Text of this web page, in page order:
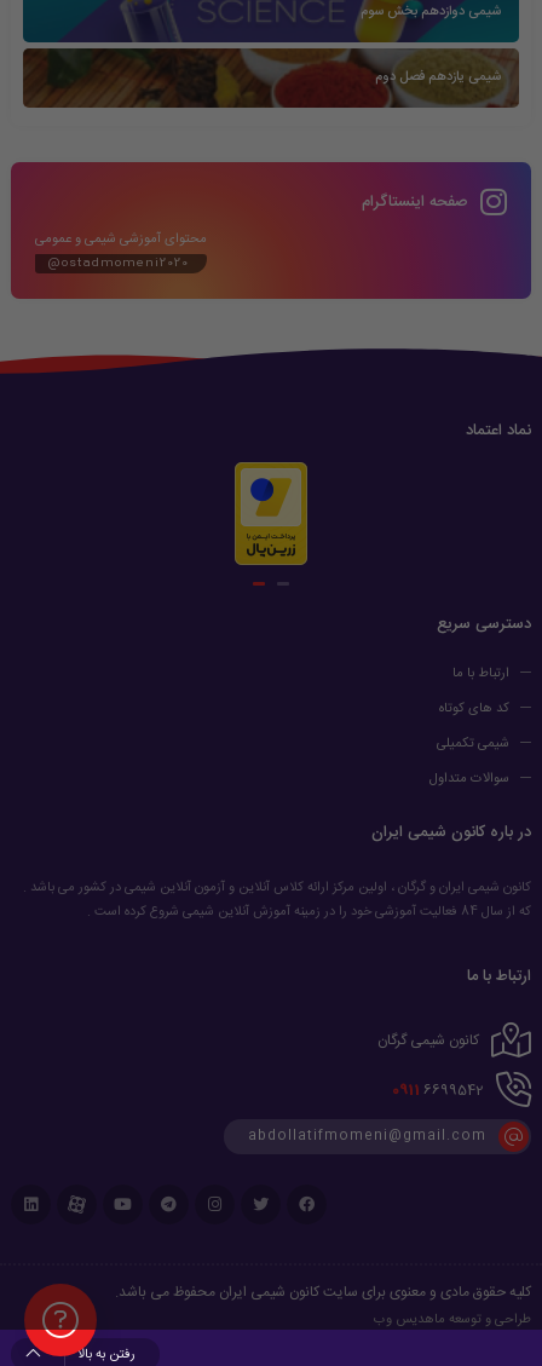
شیمی دوازدهم بخش سوم
شیمی یازدهم فصل دوم
صفحه اینستاگرام
محتوای آموزشی شیمی و عمومی
@ostadmomeni2020
نماد اعتماد
دسترسی سریع
ارتباط با ما
کد های کوتاه
شیمی تکمیلی
سوالات متداول
در باره کانون شیمی ایران
کانون شیمی ایران و گرگان ، اولین مرکز ارائه کلاس آنلاین و آزمون آنلاین شیمی در کشور می باشد .
که از سال 84 فعالیت آموزشی خود را در زمینه آموزش آنلاین شیمی شروع کرده است .
ارتباط با ما
کانون شیمی گرگان
0911 6699542
abdollatifmomeni@gmail.com
کلیه حقوق مادی و معنوی برای سایت کانون شیمی ایران محفوظ می باشد.
طراحی و توسعه ماهدیس وب
رفتن به بالا